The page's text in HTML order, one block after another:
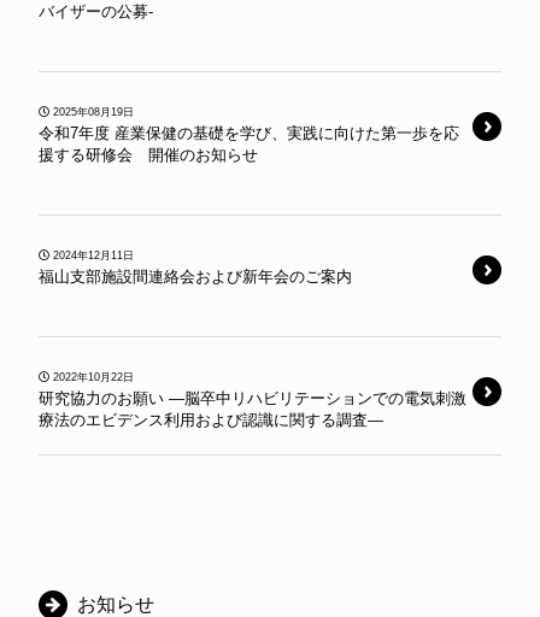
バイザーの公募-
2025年08月19日
令和7年度 産業保健の基礎を学び、実践に向けた第一歩を応
援する研修会 開催のお知らせ
2024年12月11日
福山支部施設間連絡会および新年会のご案内￼
2022年10月22日
研究協力のお願い ―脳卒中リハビリテーションでの電気刺激
療法のエビデンス利用および認識に関する調査―
カ
お知らせ